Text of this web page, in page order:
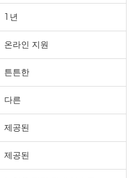
1년
온라인 지원
튼튼한
다른
제공된
제공된